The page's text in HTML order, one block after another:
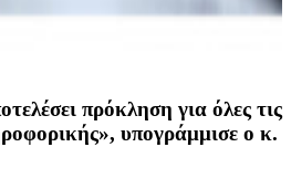
πρόκληση για όλες τις
υπογράμμισε ο κ.